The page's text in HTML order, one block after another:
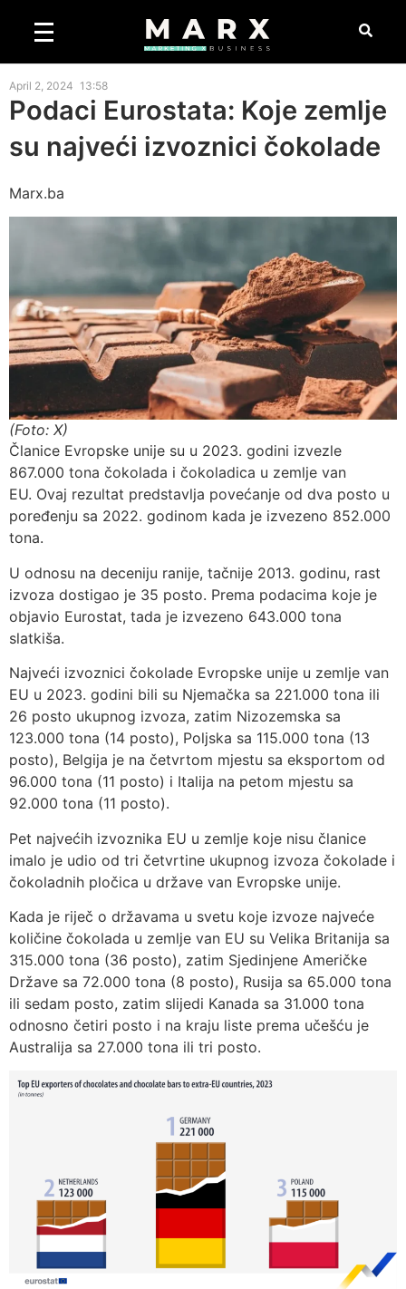
April 2, 2024 13:58
Podaci Eurostata: Koje zemlje
su najveći izvoznici čokolade
Marx.ba
(Foto: X)
Članice Evropske unije su u 2023. godini izvezle
867.000 tona čokolada i čokoladica u zemlje van
EU. Ovaj rezultat predstavlja povećanje od dva posto u
poređenju sa 2022. godinom kada je izvezeno 852.000
tona.
U odnosu na deceniju ranije, tačnije 2013. godinu, rast
izvoza dostigao je 35 posto. Prema podacima koje je
objavio Eurostat, tada je izvezeno 643.000 tona
slatkiša.
Najveći izvoznici čokolade Evropske unije u zemlje van
EU u 2023. godini bili su Njemačka sa 221.000 tona ili
26 posto ukupnog izvoza, zatim Nizozemska sa
123.000 tona (14 posto), Poljska sa 115.000 tona (13
posto), Belgija je na četvrtom mjestu sa eksportom od
96.000 tona (11 posto) i Italija na petom mjestu sa
92.000 tona (11 posto).
Pet najvećih izvoznika EU u zemlje koje nisu članice
imalo je udio od tri četvrtine ukupnog izvoza čokolade i
čokoladnih pločica u države van Evropske unije.
Kada je riječ o državama u svetu koje izvoze najveće
količine čokolada u zemlje van EU su Velika Britanija sa
315.000 tona (36 posto), zatim Sjedinjene Američke
Države sa 72.000 tona (8 posto), Rusija sa 65.000 tona
ili sedam posto, zatim slijedi Kanada sa 31.000 tona
odnosno četiri posto i na kraju liste prema učešću je
Australija sa 27.000 tona ili tri posto.